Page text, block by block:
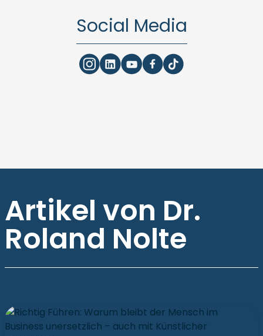
Social Media
Artikel von Dr.
Roland Nolte